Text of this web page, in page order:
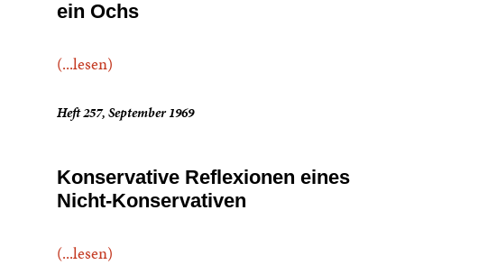
ein Ochs
(...lesen)
Heft 257, September 1969
Konservative Reflexionen eines
Nicht-Konservativen
(...lesen)